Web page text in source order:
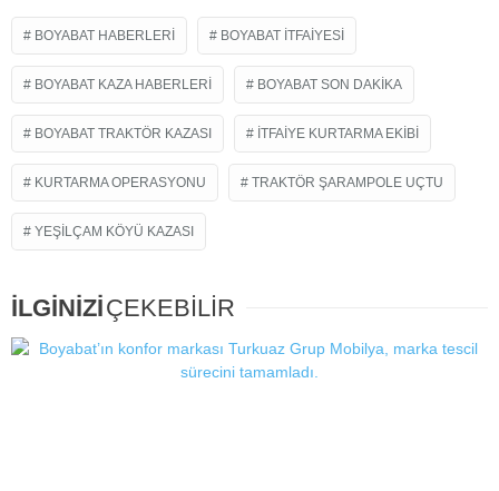
BOYABAT HABERLERI BOYABAT İTFAIYESI
BOYABAT KAZA HABERLERI BOYABAT SON DAKIKA
BOYABAT TRAKTÖR KAZASI ITFAIYE KURTARMA EKIBI
KURTARMA OPERASYONU TRAKTÖR ŞARAMPOLE UÇTU
YEŞILÇAM KÖYÜ KAZASI
İLGİNİZİÇEKEBİLİR